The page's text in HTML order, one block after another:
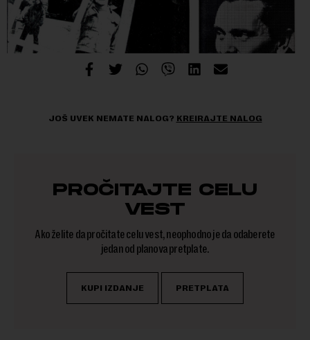
JOŠ UVEK NEMATE NALOG? KREIRAJTE NALOG
PROČITAJTE CELU
VEST
Ako želite da pročitate celu vest, neophodno je da odaberete
jedan od planova pretplate.
KUPI IZDANJE PRETPLATA